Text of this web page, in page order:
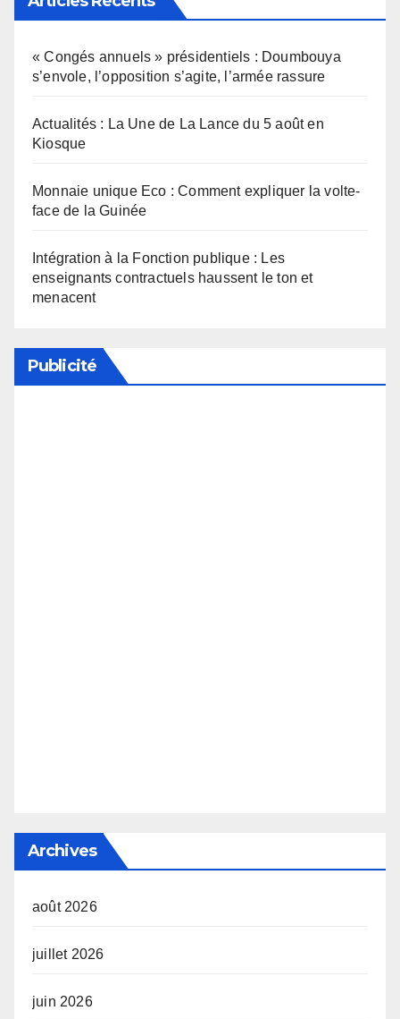
« Congés annuels » présidentiels : Doumbouya
s’envole, l’opposition s’agite, l’armée rassure
Actualités : La Une de La Lance du 5 août en
Kiosque
Monnaie unique Eco : Comment expliquer la volte-
face de la Guinée
Intégration à la Fonction publique : Les
enseignants contractuels haussent le ton et
menacent
Publicité
Archives
août 2026
juillet 2026
juin 2026